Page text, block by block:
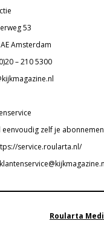
53
Amsterdam
– 210 5300
eenvoudig zelf je
service.roularta.nl/
Roularta